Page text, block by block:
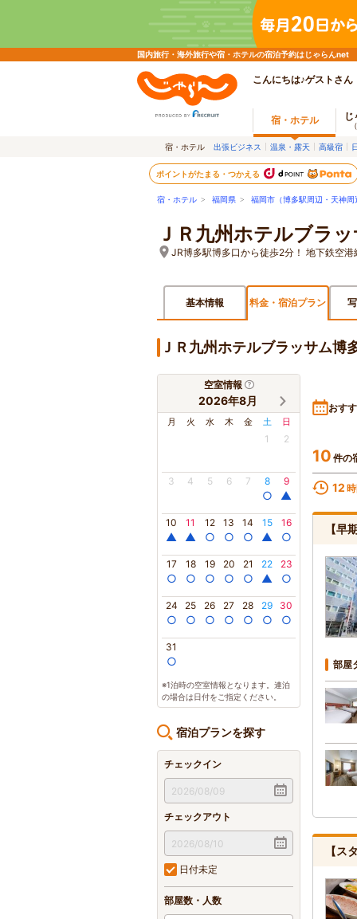
国内旅行・海外旅行や宿・ホテルの宿泊予約はじゃらんnet
こんにちは♪ゲストさん
宿・ホテル じ
宿・ホテル 出張ビジネス 温泉・露天 高級宿
ポイントがたまる・つかえる
宿・ホテル > 福岡県 > 福岡市（博多駅周辺・天神周
ＪＲ九州ホテルブラ
JR博多駅博多口から徒歩2分！ 地下鉄空
基本情報 料金・宿泊プラン
ＪＲ九州ホテルブラッサム博
空室情報
2026年8月
月 火 水 木 金 土 日
1 2
3 4 5 6 7 8
○
9
▲
10
▲
11
▲
12
○
13
○
14
○
15
▲
16
○
17
○
18
○
19
○
20
○
21
○
22
▲
23
○
24
○
25
○
26
○
27
○
28
○
29
○
30
○
31
○
※1泊時の空室情報となります。連泊
の場合は日付をご指定ください。
宿泊プランを探す
チェックイン
チェックアウト
日付未定
部屋数・人数
おす
10 件の
12
【早
部屋
【ス